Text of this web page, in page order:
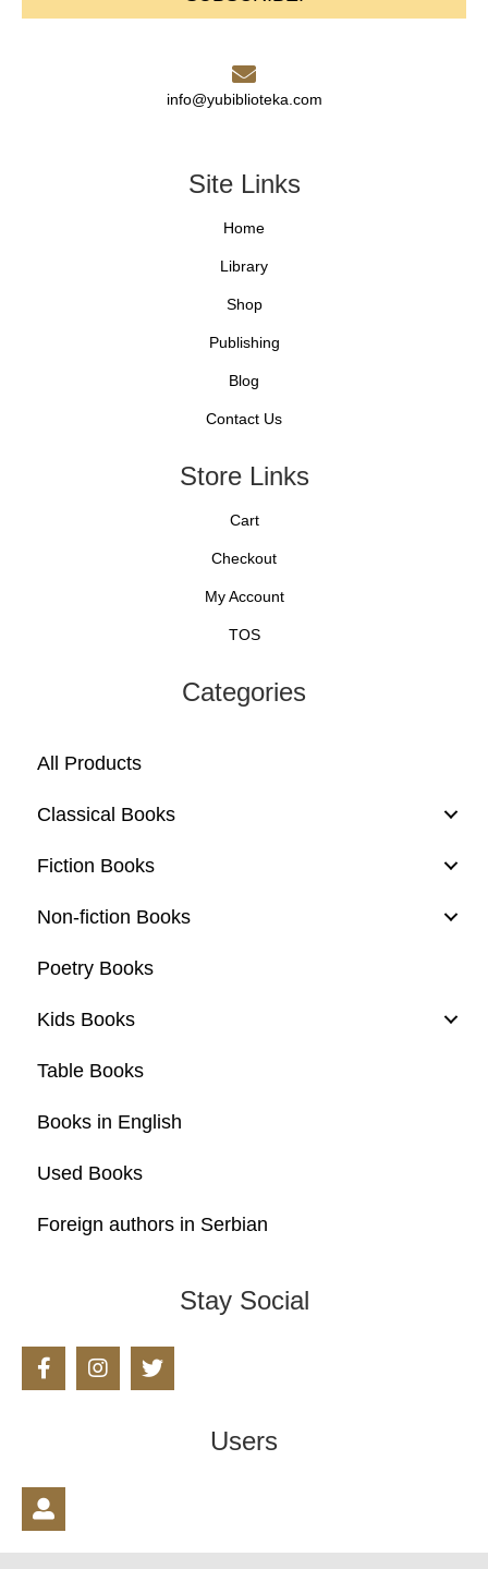
info@yubiblioteka.com
Site Links
Home
Library
Shop
Publishing
Blog
Contact Us
Store Links
Cart
Checkout
My Account
TOS
Categories
All Products
Classical Books
Fiction Books
Non-fiction Books
Poetry Books
Kids Books
Table Books
Books in English
Used Books
Foreign authors in Serbian
Stay Social
Users